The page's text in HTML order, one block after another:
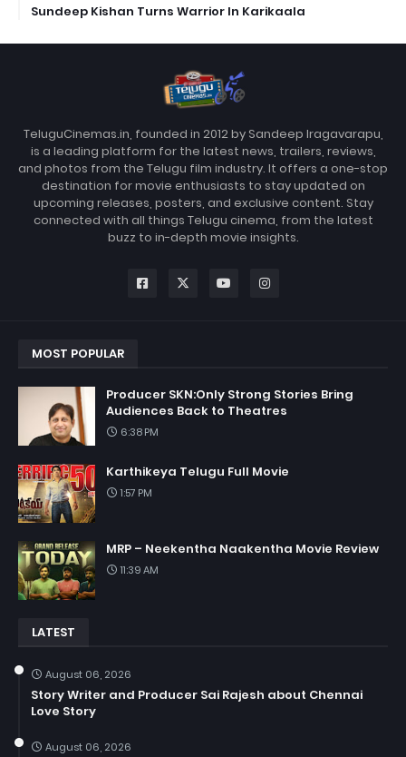
Sundeep Kishan Turns Warrior In Karikaala
TeluguCinemas.in, founded in 2012 by Sandeep Iragavarapu,
is a leading platform for the latest news, trailers, reviews,
and photos from the Telugu film industry. It offers a one-stop
destination for movie enthusiasts to stay updated on
upcoming releases, posters, and exclusive content. Stay
connected with all things Telugu cinema, from the latest
buzz to in-depth movie insights.
MOST POPULAR
Producer SKN:Only Strong Stories Bring
Audiences Back to Theatres
6:38 PM
Karthikeya Telugu Full Movie
1:57 PM
MRP – Neekentha Naakentha Movie Review
11:39 AM
LATEST
August 06, 2026
Story Writer and Producer Sai Rajesh about Chennai
Love Story
August 06, 2026